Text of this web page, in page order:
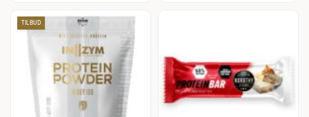
TILBUD